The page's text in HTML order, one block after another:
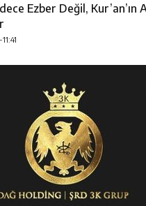
Ezber Değil, Kur’an’ın